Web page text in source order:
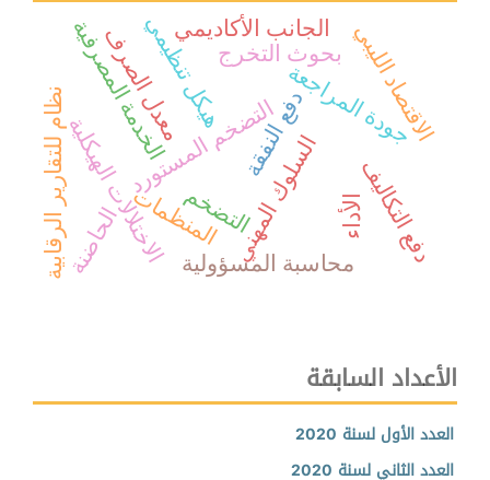
السلوك المهني
جودة المراجعة
التضخم دفع التكاليف
دفع النفقة
التضخم المستوردالاختلالات الهيكلية
الاقتصاد الليبي
محاسبة المسؤولية
هيكل تنظيمي
نظام للتقارير الرقابية
بحوث التخرج
المنظمات
الجانب الأكاديمي الخدمة المصرفية
معدل الصرف
الحاضنة الأداء
الأعداد السابقة
العدد الأول لسنة 2020
العدد الثاني لسنة 2020